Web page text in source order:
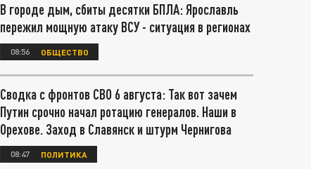
В городе дым, сбиты десятки БПЛА: Ярославль
пережил мощную атаку ВСУ - ситуация в регионах
08:56 ОБЩЕСТВО
Сводка с фронтов СВО 6 августа: Так вот зачем
Путин срочно начал ротацию генералов. Наши в
Орехове. Заход в Славянск и штурм Чернигова
08:47 ПОЛИТИКА